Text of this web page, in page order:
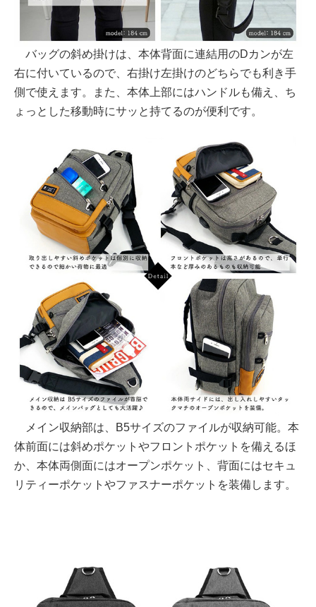
バッグの斜め掛けは、本体背面に連結用のDカンが左
右に付いているので、右掛け左掛けのどちらでも利き手
側で使えます。また、本体上部にはハンドルも備え、ち
ょっとした移動時にサッと持てるのが便利です。
メイン収納部は、B5サイズのファイルが収納可能。本
体前面には斜めポケットやフロントポケットを備えるほ
か、本体両側面にはオープンポケット、背面にはセキュ
リティーポケットやファスナーポケットを装備します。